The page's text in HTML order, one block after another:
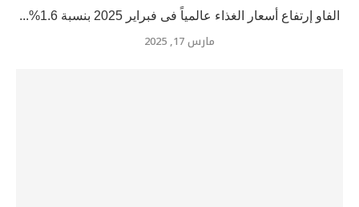
الفاو إرتفاع أسعار الغذاء عالمياً فى فبراير 2025 بنسبة 1.6%...
مارس 17, 2025